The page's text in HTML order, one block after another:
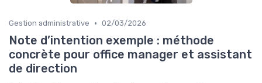
Gestion administrative • 02/03/2026
Note d’intention exemple : méthode
concrète pour office manager et assistant
de direction